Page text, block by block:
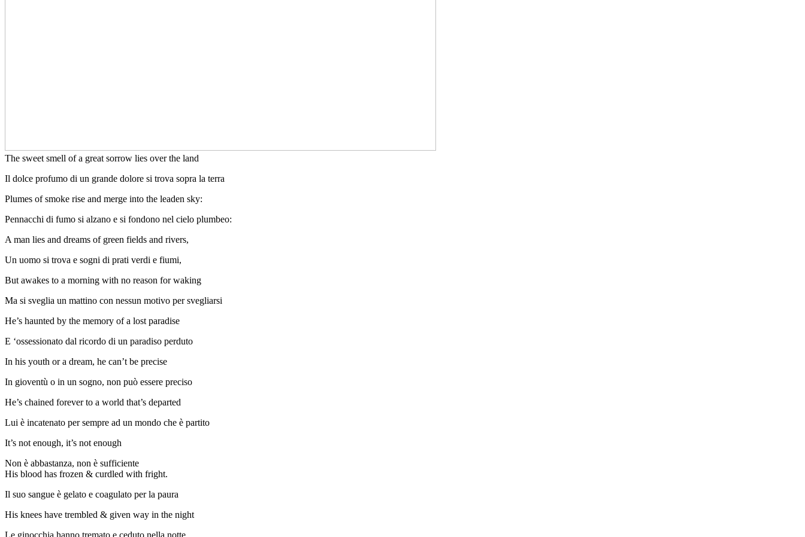
The sweet smell of a great sorrow lies over the land
Il dolce profumo di un grande dolore si trova sopra la terra
Plumes of smoke rise and merge into the leaden sky:
Pennacchi di fumo si alzano e si fondono nel cielo plumbeo:
A man lies and dreams of green fields and rivers,
Un uomo si trova e sogni di prati verdi e fiumi,
But awakes to a morning with no reason for waking
Ma si sveglia un mattino con nessun motivo per svegliarsi
He’s haunted by the memory of a lost paradise
E ‘ossessionato dal ricordo di un paradiso perduto
In his youth or a dream, he can’t be precise
In gioventù o in un sogno, non può essere preciso
He’s chained forever to a world that’s departed
Lui è incatenato per sempre ad un mondo che è partito
It’s not enough, it’s not enough
Non è abbastanza, non è sufficiente
His blood has frozen & curdled with fright.
Il suo sangue è gelato e coagulato per la paura
His knees have trembled & given way in the night
Le ginocchia hanno tremato e ceduto nella notte